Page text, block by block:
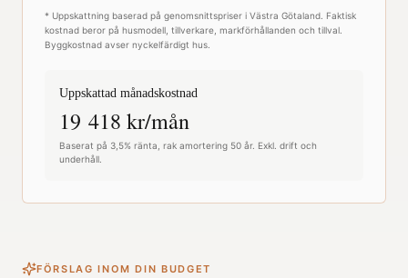
* Uppskattning baserad på genomsnittspriser i Västra Götaland . Faktisk
kostnad beror på husmodell, tillverkare, markförhållanden och tillval.
Byggkostnad avser nyckelfärdigt hus.
Uppskattad månadskostnad
19 418 kr/mån
Baserat på 3,5% ränta, rak amortering 50 år. Exkl. drift och
underhåll.
FÖRSLAG INOM DIN BUDGET